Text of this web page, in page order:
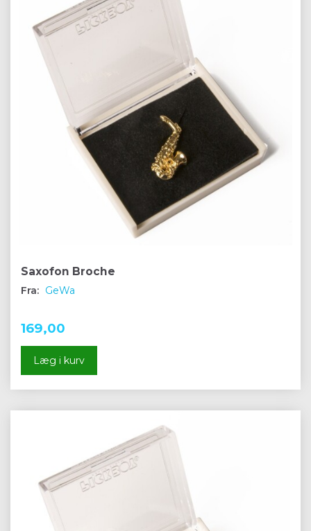
Saxofon Broche
Fra: GeWa
169,00
Læg i kurv